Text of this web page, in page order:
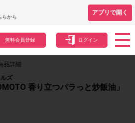
らから
アプリで開く
無料会員登録 ログイン
品詳細
ズ
香り立つパラっと炒飯油」